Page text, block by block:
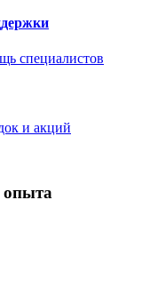
специалистов
и акций
опыта